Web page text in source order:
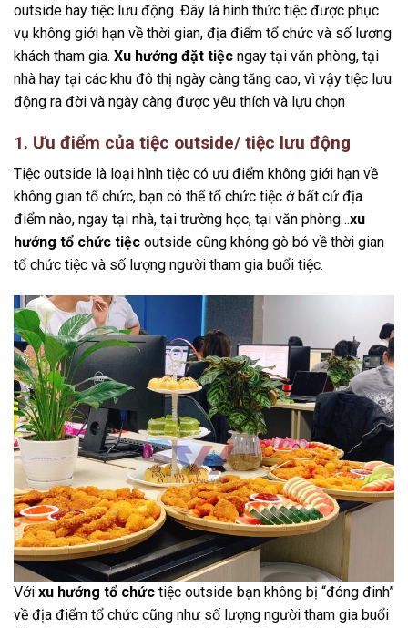
outside hay tiệc lưu động. Đây là hình thức tiệc được phục
vụ không giới hạn về thời gian, địa điểm tổ chức và số lượng
khách tham gia. Xu hướng đặt tiệc ngay tại văn phòng, tại
nhà hay tại các khu đô thị ngày càng tăng cao, vì vậy tiệc lưu
động ra đời và ngày càng được yêu thích và lựu chọn
1. Ưu điểm của tiệc outside/ tiệc lưu động
Tiệc outside là loại hình tiệc có ưu điểm không giới hạn về
không gian tổ chức, bạn có thể tổ chức tiệc ở bất cứ địa
điểm nào, ngay tại nhà, tại trường học, tại văn phòng…xu
hướng tổ chức tiệc outside cũng không gò bó về thời gian
tổ chức tiệc và số lượng người tham gia buổi tiệc.
Với xu hướng tổ chức tiệc outside bạn không bị “đóng đinh”
về địa điểm tổ chức cũng như số lượng người tham gia buổi